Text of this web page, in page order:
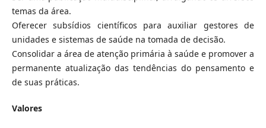
temas da área.
Oferecer subsídios científicos para auxiliar gestores de
unidades e sistemas de saúde na tomada de decisão.
Consolidar a área de atenção primária à saúde e promover a
permanente atualização das tendências do pensamento e
de suas práticas.
Valores